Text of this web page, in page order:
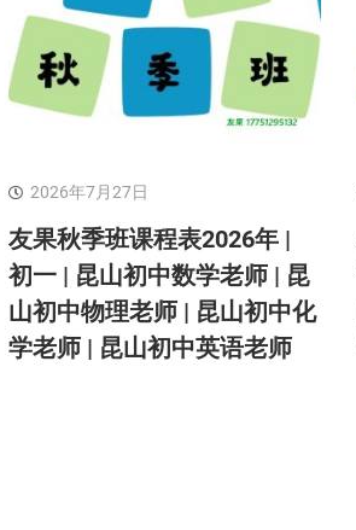
2026年7月27日
友果秋季班课程表2026年 |
初一 | 昆山初中数学老师 | 昆
山初中物理老师 | 昆山初中化
学老师 | 昆山初中英语老师